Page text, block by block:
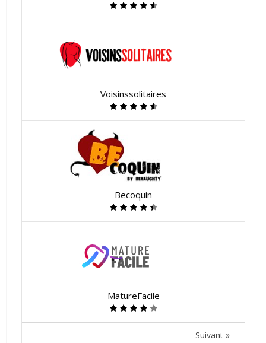
Voisinssolitaires
Becoquin
MatureFacile
Suivant »